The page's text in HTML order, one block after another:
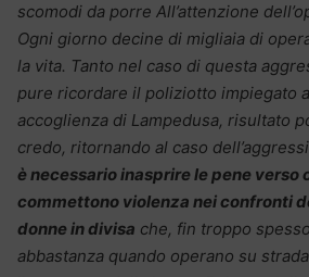
scomodi da porre All’attenzione
Ogni giorno decine di migliaia di
la vita. Tanto nel caso di questa
pure ricordare il poliziotto impiegato
accoglienza di Lampedusa, risultato
credo, ritornando al caso
è necessario inasprire le pene verso
commettono violenza nei confronti
donne in divisa che, fin troppo
abbastanza quando operano su